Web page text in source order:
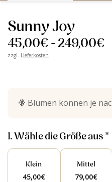
Sunny Joy
45,00€- 249,00€
zzgl. Lieferkosten
🪻 Blumen können je
1. Wähle die Größe aus *
Klein
45,00€
Mittel
79,00€